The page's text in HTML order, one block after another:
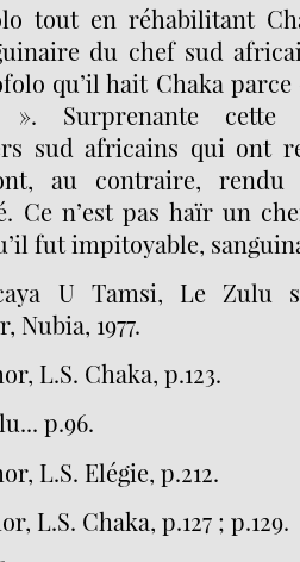
tout en réhabilitant
du chef sud
qu’il hait Chaka
Surprenante cette
sud africains qui ont
au contraire, rendu
Ce n’est pas haïr un
fut impitoyable,
U Tamsi, Le Zulu
Nubia, 1977.
L.S. Chaka, p.123.
p.96.
L.S. Elégie, p.212.
L.S. Chaka, p.127 ; p.129.